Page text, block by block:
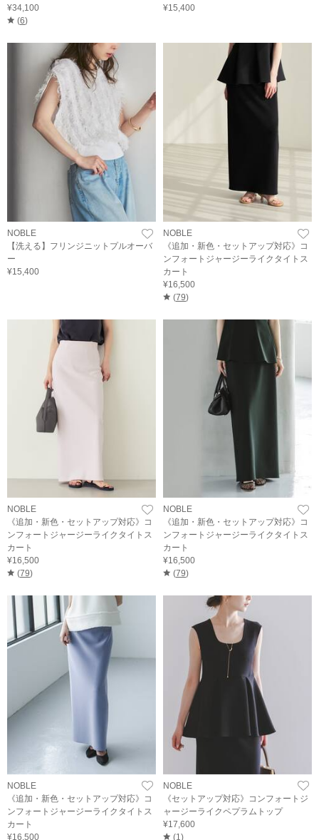
¥34,100
(6)
¥15,400
NOBLE
【洗える】フリンジニットプルオーバ
ー
¥15,400
NOBLE
《追加・新色・セットアップ対応》コ
ンフォートジャージーライクタイトス
カート
¥16,500
(79)
NOBLE
《追加・新色・セットアップ対応》コ
ンフォートジャージーライクタイトス
カート
¥16,500
(79)
NOBLE
《追加・新色・セットアップ対応》コ
ンフォートジャージーライクタイトス
カート
¥16,500
(79)
NOBLE
《追加・新色・セットアップ対応》コ
ンフォートジャージーライクタイトス
カート
¥16,500
NOBLE
《セットアップ対応》コンフォートジ
ャージーライクペプラムトップ
¥17,600
(1 )